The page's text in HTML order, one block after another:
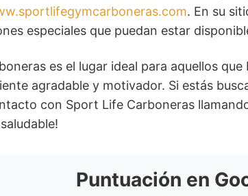
. En su
especiales que puedan estar
es el lugar ideal para aquellos
agradable y motivador. Si estás
con Sport Life Carboneras
Puntuación en